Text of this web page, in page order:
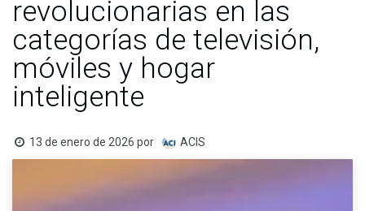
revolucionarias en las
categorías de televisión,
móviles y hogar
inteligente
13 de enero de 2026 por ACIS